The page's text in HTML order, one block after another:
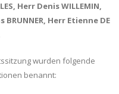
Herr Denis WILLEMIN,
Herr Etienne DE
wurden folgende
benannt: